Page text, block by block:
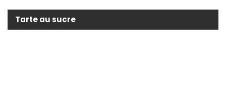
Tarte au sucre